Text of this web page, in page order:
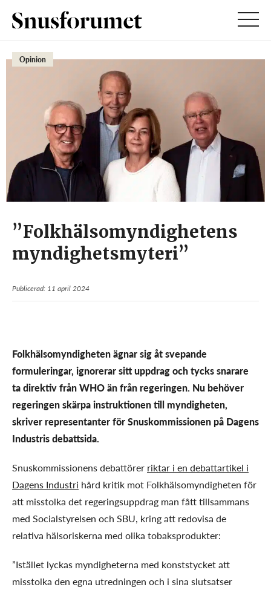
Opinion
”Folkhälsomyndighetens
myndighetsmyteri”
Publicerad: 11 april 2024
Folkhälsomyndigheten ägnar sig åt svepande
formuleringar, ignorerar sitt uppdrag och tycks snarare
ta direktiv från WHO än från regeringen. Nu behöver
regeringen skärpa instruktionen till myndigheten,
skriver representanter för Snuskommissionen på Dagens
Industris debattsida.
Snuskommissionens debattörer riktar i en debattartikel i
Dagens Industri hård kritik mot Folkhälsomyndigheten för
att misstolka det regeringsuppdrag man fått tillsammans
med Socialstyrelsen och SBU, kring att redovisa de
relativa hälsoriskerna med olika tobaksprodukter:
”Istället lyckas myndigheterna med konststycket att
misstolka den egna utredningen och i sina slutsatser